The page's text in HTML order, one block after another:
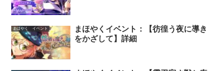
まほやく イベント
まほやくイベント：【彷徨う夜に導き
をかざして】詳細